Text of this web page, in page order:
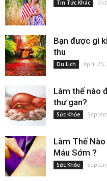
Tin Tức Khác
Bạn được gì
thu
Du Lịch April 25,
Làm thế nào
thư gan?
Sức Khỏe
Làm Thế
Máu Sớm ?
Sức Khỏe